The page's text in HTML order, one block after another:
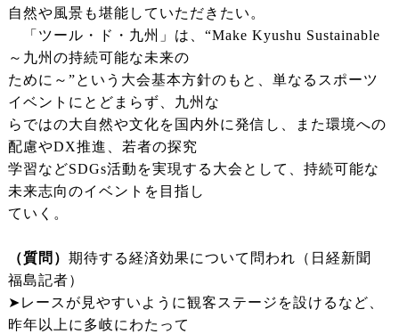
自然や風景も堪能していただきたい。
「ツール・ド・九州」は、“Make Kyushu Sustainable
～九州の持続可能な未来の
ために～”という大会基本方針のもと、単なるスポーツ
イベントにとどまらず、九州な
らではの大自然や文化を国内外に発信し、また環境への
配慮やDX推進、若者の探究
学習などSDGs活動を実現する大会として、持続可能な
未来志向のイベントを目指し
ていく。
（質問） 期待する経済効果について問われ（日経新聞
福島記者）
➤レースが見やすいように観客ステージを設けるなど、
昨年以上に多岐にわたって